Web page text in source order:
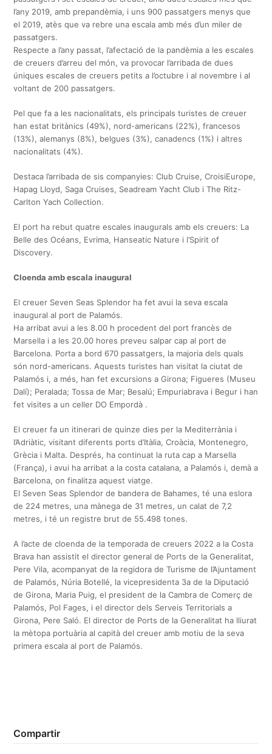
l’any 2019, amb prepandèmia, i uns 900 passatgers menys que
el 2019, atès que va rebre una escala amb més d’un miler de
passatgers.
Respecte a l’any passat, l’afectació de la pandèmia a les escales
de creuers d’arreu del món, va provocar l’arribada de dues
úniques escales de creuers petits a l’octubre i al novembre i al
voltant de 200 passatgers.
Pel que fa a les nacionalitats, els principals turistes de creuer
han estat britànics (49%), nord-americans (22%), francesos
(13%), alemanys (8%), belgues (3%), canadencs (1%) i altres
nacionalitats (4%).
Destaca l’arribada de sis companyies: Club Cruise, CroisiEurope,
Hapag Lloyd, Saga Cruises, Seadream Yacht Club i The Ritz-
Carlton Yach Collection.
El port ha rebut quatre escales inaugurals amb els creuers: La
Belle des Océans, Evrima, Hanseatic Nature i l’Spirit of
Discovery.
Cloenda amb escala inaugural
El creuer Seven Seas Splendor ha fet avui la seva escala
inaugural al port de Palamós.
Ha arribat avui a les 8.00 h procedent del port francès de
Marsella i a les 20.00 hores preveu salpar cap al port de
Barcelona. Porta a bord 670 passatgers, la majoria dels quals
són nord-americans. Aquests turistes han visitat la ciutat de
Palamós i, a més, han fet excursions a Girona; Figueres (Museu
Dalí); Peralada; Tossa de Mar; Besalú; Empuriabrava i Begur i han
fet visites a un celler DO Empordà .
El creuer fa un itinerari de quinze dies per la Mediterrània i
l’Adriàtic, visitant diferents ports d’Itàlia, Croàcia, Montenegro,
Grècia i Malta. Després, ha continuat la ruta cap a Marsella
(França), i avui ha arribat a la costa catalana, a Palamós i, demà a
Barcelona, on finalitza aquest viatge.
El Seven Seas Splendor de bandera de Bahames, té una eslora
de 224 metres, una mànega de 31 metres, un calat de 7,2
metres, i té un registre brut de 55.498 tones.
A l’acte de cloenda de la temporada de creuers 2022 a la Costa
Brava han assistit el director general de Ports de la Generalitat,
Pere Vila, acompanyat de la regidora de Turisme de l’Ajuntament
de Palamós, Núria Botellé, la vicepresidenta 3a de la Diputació
de Girona, Maria Puig, el president de la Cambra de Comerç de
Palamós, Pol Fages, i el director dels Serveis Territorials a
Girona, Pere Saló. El director de Ports de la Generalitat ha lliurat
la mètopa portuària al capità del creuer amb motiu de la seva
primera escala al port de Palamós.
Compartir